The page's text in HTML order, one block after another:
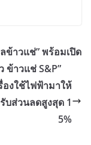
ข้าวแช่” พร้อมเปิด
ข้าวแช่ S&P”
องใช้ไฟฟ้ามาให้
บส่วนลดสูงสุด 1
5%